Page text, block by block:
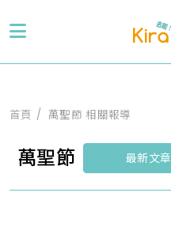
首頁 萬聖節 相關報導
萬聖節 最新文章